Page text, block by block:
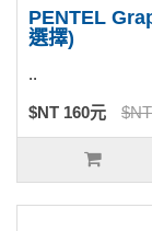
PENTEL
選擇)
..
$NT 160元